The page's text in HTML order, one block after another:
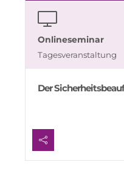
Onlineseminar
Tagesveranstaltung
Der